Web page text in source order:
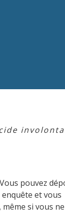
pouvez
et vous
si vous